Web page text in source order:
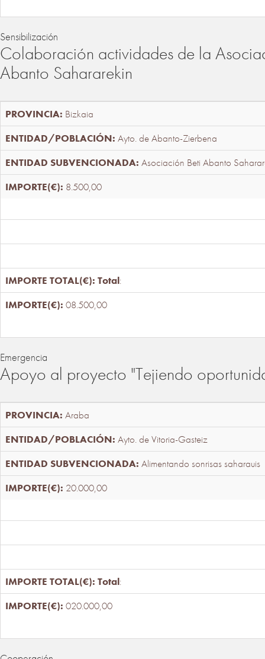
Sensibilización
Colaboración actividades de la
Abanto Sahararekin
Bizkaia
Ayto. de Abanto-Zierbena
Asociación Beti Abanto
8.500,00
Total:
08.500,00
Emergencia
Apoyo al proyecto "Tejiendo
Araba
Ayto. de Vitoria-Gasteiz
Alimentando sonrisas saharauis
20.000,00
Total:
020.000,00